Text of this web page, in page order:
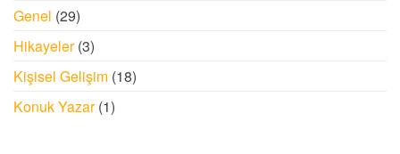
Genel (29)
Hikayeler(3)
Kişisel Gelişim (18)
Konuk Yazar(1)